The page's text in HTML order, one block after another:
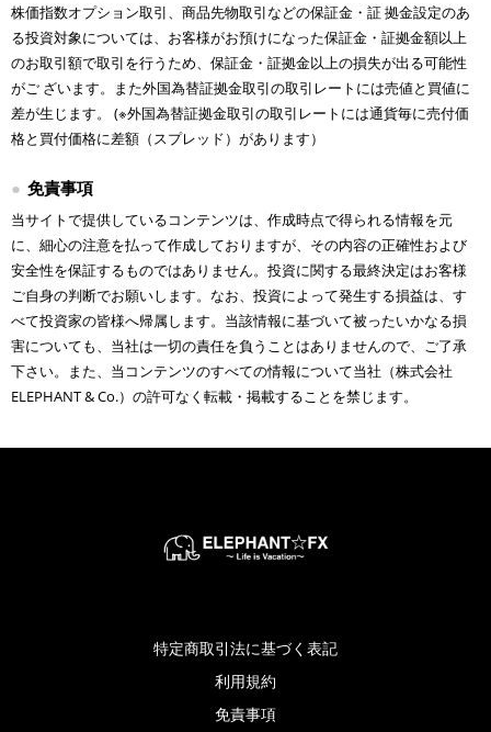
株価指数オプション取引、商品先物取引などの保証金・証 拠金設定のあ
る投資対象については、お客様がお預けになった保証金・証拠金額以上
のお取引額で取引を行うため、保証金・証拠金以上の損失が出る可能性
がご ざいます。また外国為替証拠金取引の取引レートには売値と買値に
差が生じます。 (※外国為替証拠金取引の取引レートには通貨毎に売付価
格と買付価格に差額（スプレッド）があります）
免責事項
当サイトで提供しているコンテンツは、作成時点で得られる情報を元
に、細心の注意を払って作成しておりますが、その内容の正確性および
安全性を保証するものではありません。投資に関する最終決定はお客様
ご自身の判断でお願いします。なお、投資によって発生する損益は、す
べて投資家の皆様へ帰属します。当該情報に基づいて被ったいかなる損
害についても、当社は一切の責任を負うことはありませんので、ご了承
下さい。また、当コンテンツのすべての情報について当社（株式会社
ELEPHANT & Co.）の許可なく転載・掲載することを禁じます。
特定商取引法に基づく表記
利用規約
免責事項